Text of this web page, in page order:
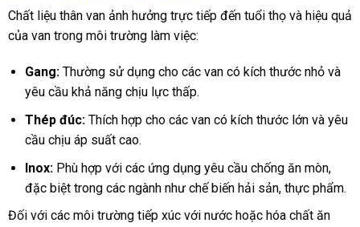
Chất liệu thân van ảnh hưởng trực tiếp đến tuổi thọ và hiệu quả
của van trong môi trường làm việc:
Gang:Thường sử dụng cho các van có kích thước nhỏ và
yêu cầu khả năng chịu lực thấp.
Thép đúc:Thích hợp cho các van có kích thước lớn và yêu
cầu chịu áp suất cao.
Inox:Phù hợp với các ứng dụng yêu cầu chống ăn mòn,
đặc biệt trong các ngành như chế biến hải sản, thực phẩm.
Đối với các môi trường tiếp xúc với nước hoặc hóa chất ăn